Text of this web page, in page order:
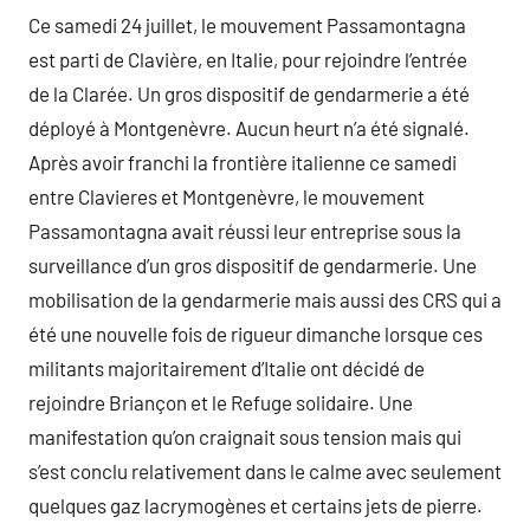
Ce samedi 24 juillet, le mouvement Passamontagna
est parti de Clavière, en Italie, pour rejoindre l’entrée
de la Clarée. Un gros dispositif de gendarmerie a été
déployé à Montgenèvre. Aucun heurt n’a été signalé.
Après avoir franchi la frontière italienne ce samedi
entre Clavieres et Montgenèvre, le mouvement
Passamontagna avait réussi leur entreprise sous la
surveillance d’un gros dispositif de gendarmerie. Une
mobilisation de la gendarmerie mais aussi des CRS qui a
été une nouvelle fois de rigueur dimanche lorsque ces
militants majoritairement d’Italie ont décidé de
rejoindre Briançon et le Refuge solidaire. Une
manifestation qu’on craignait sous tension mais qui
s’est conclu relativement dans le calme avec seulement
quelques gaz lacrymogènes et certains jets de pierre.